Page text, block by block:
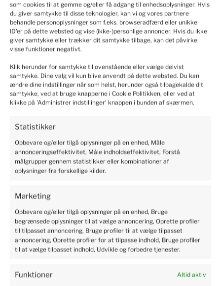
som cookies til at gemme og/eller få adgang til enhedsoplysninger. Hvis
du giver samtykke til disse teknologier, kan vi og vores partnere
behandle personoplysninger som f.eks. browseradfærd eller unikke
ID'er på dette websted og vise (ikke-)personlige annoncer. Hvis du ikke
giver samtykke eller trækker dit samtykke tilbage, kan det påvirke
visse funktioner negativt.
Klik herunder for samtykke til ovenstående eller vælge delvist
samtykke. Dine valg vil kun blive anvendt på dette websted. Du kan
ændre dine indstillinger når som helst, herunder også tilbagekalde dit
samtykke, ved at bruge knapperne i Cookie Politikken, eller ved at
klikke på 'Administrer indstillinger' knappen i bunden af skærmen.
Statistikker
Opbevare og/eller tilgå oplysninger på en enhed, Måle
annonceringseffektivitet, Måle indholdseffektivitet, Forstå
målgrupper gennem statistikker eller kombinationer af
oplysninger fra forskellige kilder.
Marketing
Opbevare og/eller tilgå oplysninger på en enhed, Bruge
begrænsede oplysninger til at vælge annoncering, Oprette profiler
til tilpasset annoncering, Bruge profiler til at vælge tilpasset
annoncering, Oprette profiler for at tilpasse indhold, Bruge profiler
til at vælge tilpasset indhold, Udvikle og forbedre tjenester.
Funktioner Altid aktiv
Customers reviews
How do we collect reviews?
Marianne
5
2024-06-10
Kristian
Professional service, shopping is pure pleasure. I'm very
and sound. There is no need to worry. Excellent protection
of the parcel.
2024-06-04
4
4
Susanne